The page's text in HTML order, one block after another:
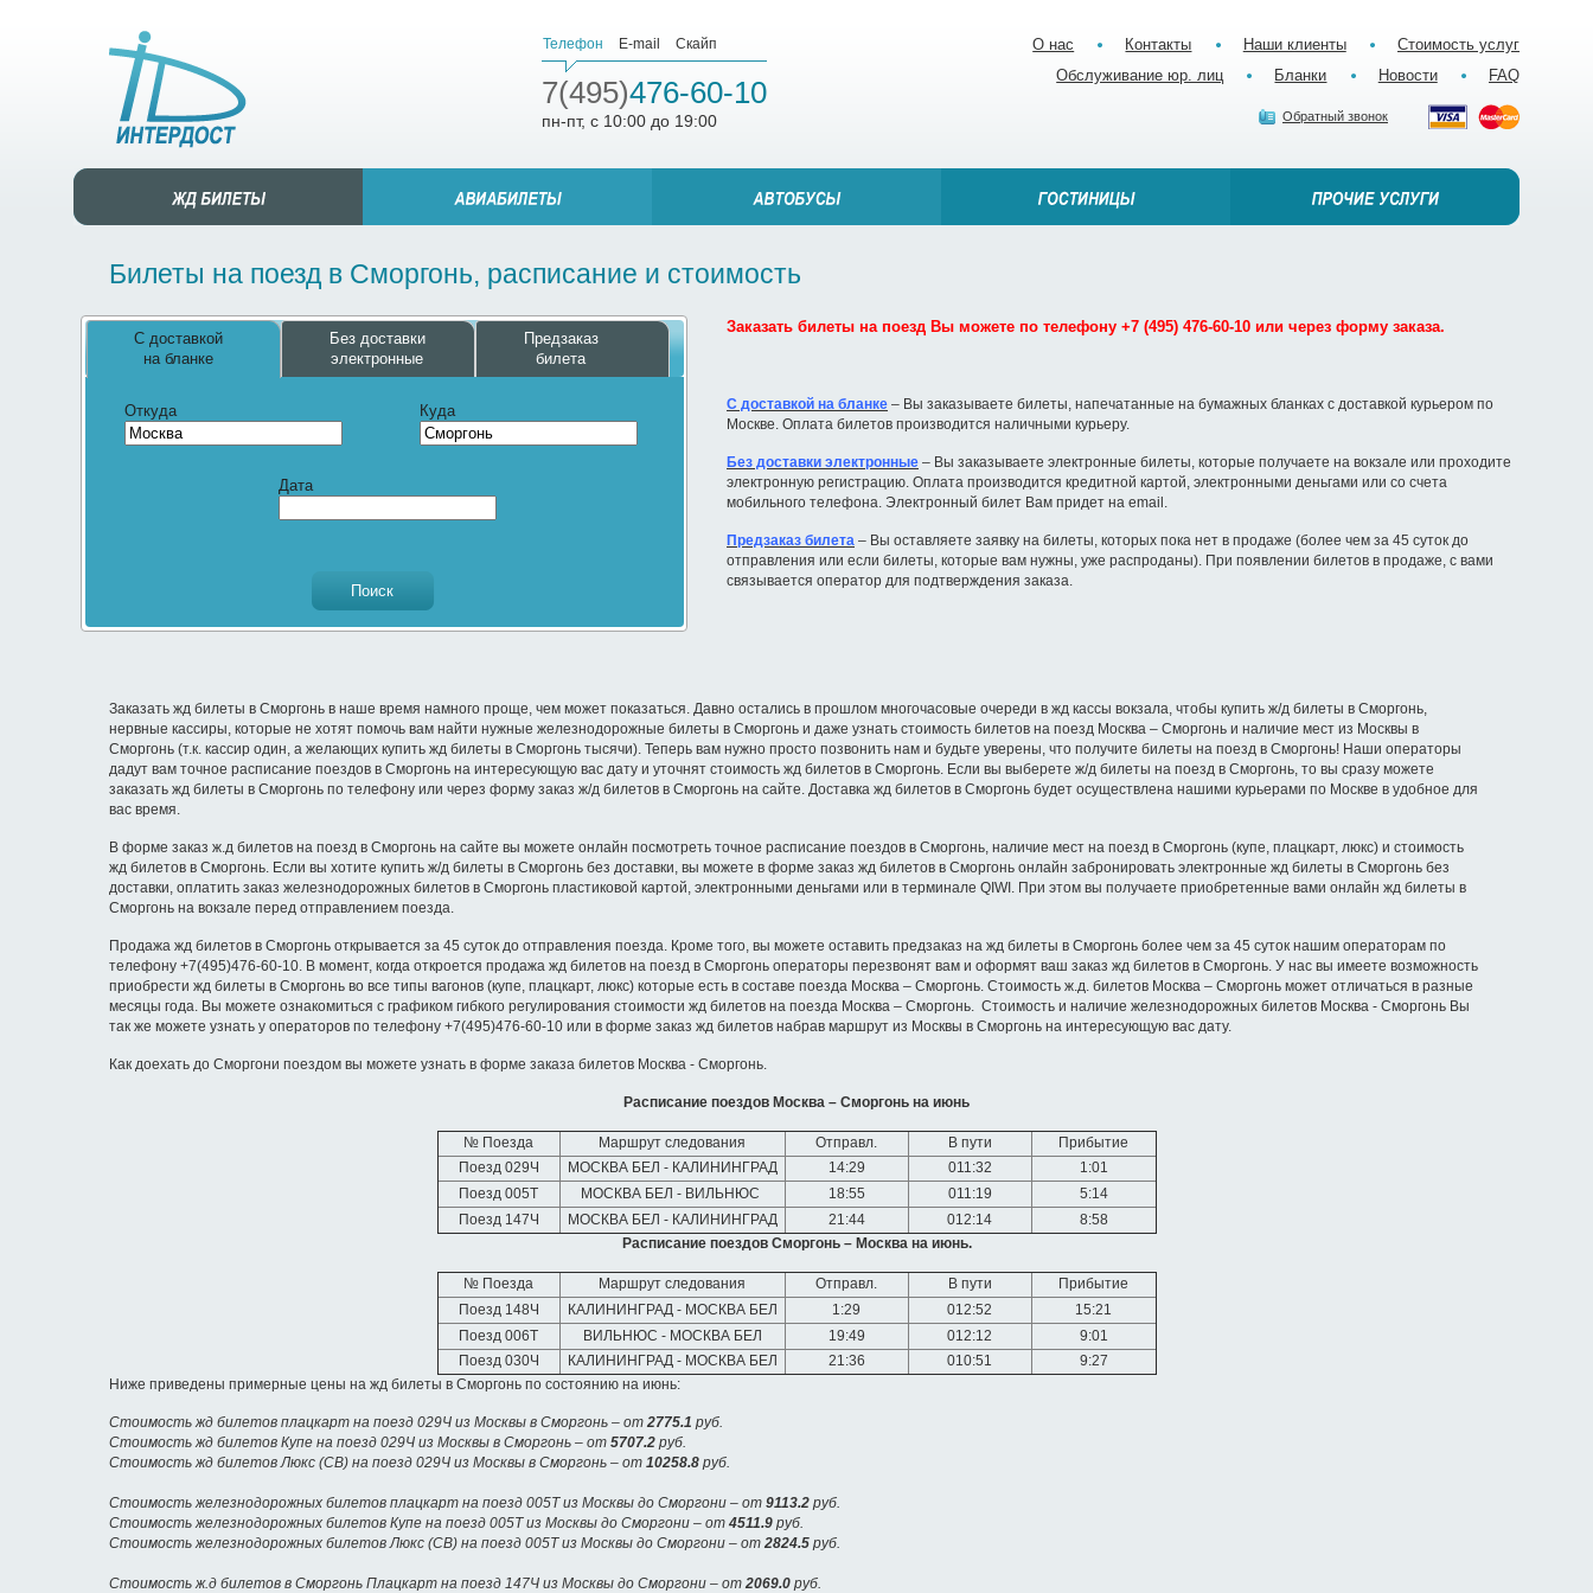
Телефон E-mail Скайп
7(495)476-60-10
пн-пт, с 10:00 до 19:00
О нас Контакты Наши клиенты
Стоимость услуг
Обслуживание юр. лиц
Бланки Новости FAQ
Обратный звонок
Билеты на поезд в Сморгонь, расписание и стоимость
С доставкой
на бланке
Без доставки
электронные
Предзаказ
билета
Откуда Куда
Дата
Заказать билеты на поезд Вы можете по телефону +7 (495) 476-60-10 или через форму заказа.
С доставкой на бланке – Вы заказываете билеты, напечатанные на бумажных бланках с доставкой курьером по
Москве. Оплата билетов производится наличными курьеру.
Без доставки электронные – Вы заказываете электронные билеты, которые получаете на вокзале или проходите
электронную регистрацию. Оплата производится кредитной картой, электронными деньгами или со счета
мобильного телефона. Электронный билет Вам придет на email.
Предзаказ билета – Вы оставляете заявку на билеты, которых пока нет в продаже (более чем за 45 суток до
отправления или если билеты, которые вам нужны, уже распроданы). При появлении билетов в продаже, с вами
связывается оператор для подтверждения заказа.
Заказать жд билеты в Сморгонь в наше время намного проще, чем может показаться. Давно остались в прошлом многочасовые очереди в жд кассы вокзала, чтобы купить ж/д билеты в Сморгонь,
нервные кассиры, которые не хотят помочь вам найти нужные железнодорожные билеты в Сморгонь и даже узнать стоимость билетов на поезд Москва – Сморгонь и наличие мест из Москвы в
Сморгонь (т.к. кассир один, а желающих купить жд билеты в Сморгонь тысячи). Теперь вам нужно просто позвонить нам и будьте уверены, что получите билеты на поезд в Сморгонь! Наши операторы
дадут вам точное расписание поездов в Сморгонь на интересующую вас дату и уточнят стоимость жд билетов в Сморгонь. Если вы выберете ж/д билеты на поезд в Сморгонь, то вы сразу можете
заказать жд билеты в Сморгонь по телефону или через форму заказ ж/д билетов в Сморгонь на сайте. Доставка жд билетов в Сморгонь будет осуществлена нашими курьерами по Москве в удобное для
вас время.
В форме заказ ж.д билетов на поезд в Сморгонь на сайте вы можете онлайн посмотреть точное расписание поездов в Сморгонь, наличие мест на поезд в Сморгонь (купе, плацкарт, люкс) и стоимость
жд билетов в Сморгонь. Если вы хотите купить ж/д билеты в Сморгонь без доставки, вы можете в форме заказ жд билетов в Сморгонь онлайн забронировать электронные жд билеты в Сморгонь без
доставки, оплатить заказ железнодорожных билетов в Сморгонь пластиковой картой, электронными деньгами или в терминале QIWI. При этом вы получаете приобретенные вами онлайн жд билеты в
Сморгонь на вокзале перед отправлением поезда.
Продажа жд билетов в Сморгонь открывается за 45 суток до отправления поезда. Кроме того, вы можете оставить предзаказ на жд билеты в Сморгонь более чем за 45 суток нашим операторам по
телефону +7(495)476-60-10. В момент, когда откроется продажа жд билетов на поезд в Сморгонь операторы перезвонят вам и оформят ваш заказ жд билетов в Сморгонь. У нас вы имеете возможность
приобрести жд билеты в Сморгонь во все типы вагонов (купе, плацкарт, люкс) которые есть в составе поезда Москва – Сморгонь. Стоимость ж.д. билетов Москва – Сморгонь может отличаться в разные
месяцы года. Вы можете ознакомиться с графиком гибкого регулирования стоимости жд билетов на поезда Москва – Сморгонь. Стоимость и наличие железнодорожных билетов Москва - Сморгонь Вы
так же можете узнать у операторов по телефону +7(495)476-60-10 или в форме заказ жд билетов набрав маршрут из Москвы в Сморгонь на интересующую вас дату.
Как доехать до Сморгони поездом вы можете узнать в форме заказа билетов Москва - Сморгонь.
Расписание поездов Москва – Сморгонь на июнь
№ Поезда Маршрут следования Отправл. В пути
Прибытие
Поезд 029Ч
МОСКВА БЕЛ - КАЛИНИНГРАД 14:29 011:32
1:01
Поезд 005Т
МОСКВА БЕЛ - ВИЛЬНЮС 18:55 011:19
5:14
Поезд 147Ч
МОСКВА БЕЛ - КАЛИНИНГРАД 21:44 012:14
8:58
Расписание поездов Сморгонь – Москва на июнь.
№ Поезда Маршрут следования Отправл. В пути
Прибытие
Поезд 148Ч
КАЛИНИНГРАД - МОСКВА БЕЛ 1:29 012:52
15:21
Поезд 006Т
ВИЛЬНЮС - МОСКВА БЕЛ 19:49 012:12
9:01
Поезд 030Ч
КАЛИНИНГРАД - МОСКВА БЕЛ 21:36 010:51
9:27
Ниже приведены примерные цены на жд билеты в Сморгонь по состоянию на июнь:
Стоимость жд билетов плацкарт на поезд 029Ч из Москвы в Сморгонь – от 2775.1 руб.
Стоимость жд билетов Купе на поезд 029Ч из Москвы в Сморгонь – от 5707.2 руб.
Стоимость жд билетов Люкс (СВ) на поезд 029Ч из Москвы в Сморгонь – от 10258.8 руб.
Стоимость железнодорожных билетов плацкарт на поезд 005Т из Москвы до Сморгони – от 9113.2 руб.
Стоимость железнодорожных билетов Купе на поезд 005Т из Москвы до Сморгони – от 4511.9 руб.
Стоимость железнодорожных билетов Люкс (СВ) на поезд 005Т из Москвы до Сморгони – от 2824.5 руб.
Стоимость ж.д билетов в Сморгонь Плацкарт на поезд 147Ч из Москвы до Сморгони – от 2069.0 руб.